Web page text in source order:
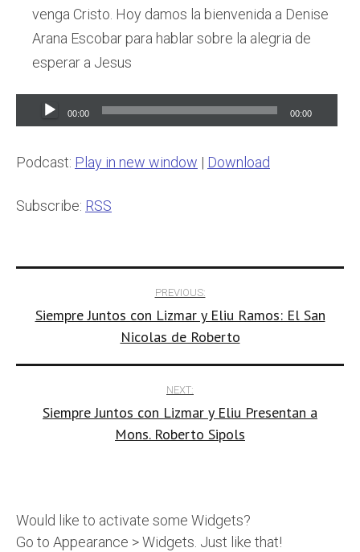
venga Cristo. Hoy damos la bienvenida a Denise
Arana Escobar para hablar sobre la alegria de
esperar a Jesus
Audio
Player
00:00 00:00
Podcast: Play in new window | Download
Subscribe: RSS
navigation
PREVIOUS:
Siempre Juntos con Lizmar y Eliu Ramos: El San
Nicolas de Roberto
NEXT:
Siempre Juntos con Lizmar y Eliu Presentan a
Mons. Roberto Sipols
Would like to activate some Widgets?
Go to Appearance > Widgets. Just like that!